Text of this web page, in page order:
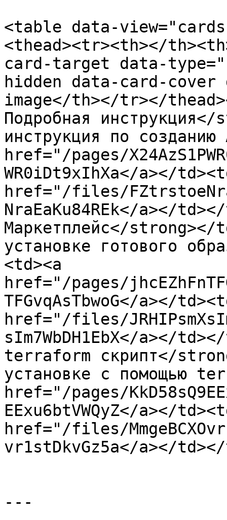
<table data-
<thead><tr><th></
card-target data-
hidden data-card-cover
image</th></tr></
Подробная
инструкция по
href="/pages/
WR0iDt9xIhXa</a></
href="/files/
NraEaKu84REk</a></
Маркетплейс</strong></
установке готового
<td><a
href="/pages/
TFGvqAsTbwoG</a></
href="/files/
sIm7WbDH1EbX</a></
terraform скрипт</
установке с помощью
href="/pages/
EExu6btVWQyZ</a></
href="/files/
vr1stDkvGz5a</a></
---